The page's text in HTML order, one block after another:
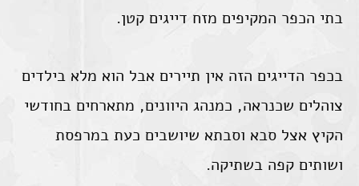
בתי הכפר המקיפים מזח דייגים קטן.
בכפר הדייגים הזה אין תיירים אבל הוא מלא בילדים
צוהלים שכנראה, כמנהג היוונים, מתארחים בחודשי
הקיץ אצל סבא וסבתא שיושבים כעת במרפסת
ושותים קפה בשתיקה.